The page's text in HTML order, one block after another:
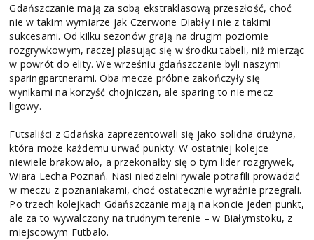
Gdańszczanie mają za sobą ekstraklasową przeszłość, choć
nie w takim wymiarze jak Czerwone Diabły i nie z takimi
sukcesami. Od kilku sezonów grają na drugim poziomie
rozgrywkowym, raczej plasując się w środku tabeli, niż mierząc
w powrót do elity. We wrześniu gdańszczanie byli naszymi
sparingpartnerami. Oba mecze próbne zakończyły się
wynikami na korzyść chojniczan, ale sparing to nie mecz
ligowy.
Futsaliści z Gdańska zaprezentowali się jako solidna drużyna,
która może każdemu urwać punkty. W ostatniej kolejce
niewiele brakowało, a przekonałby się o tym lider rozgrywek,
Wiara Lecha Poznań. Nasi niedzielni rywale potrafili prowadzić
w meczu z poznaniakami, choć ostatecznie wyraźnie przegrali.
Po trzech kolejkach Gdańszczanie mają na koncie jeden punkt,
ale za to wywalczony na trudnym terenie – w Białymstoku, z
miejscowym Futbalo.